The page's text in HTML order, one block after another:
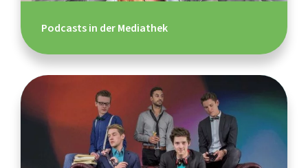
Podcasts in der Mediathek